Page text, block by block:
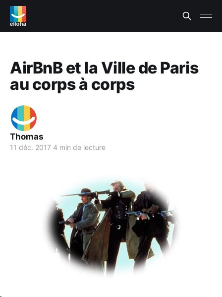
AirBnB et la Ville de Paris
au corps à corps
Thomas
11 déc. 2017 4 min de lecture